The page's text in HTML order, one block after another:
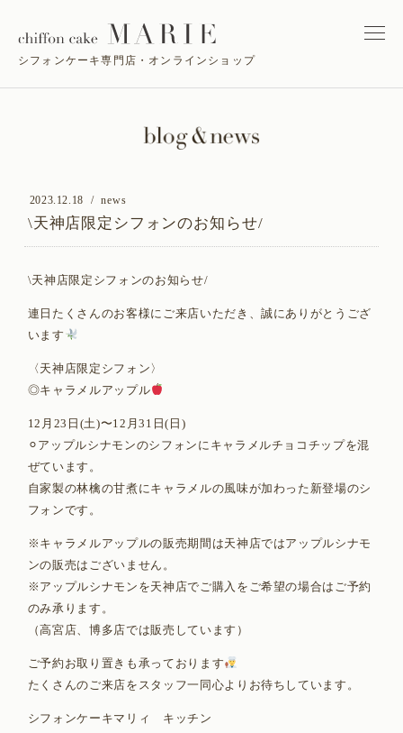
シフォンケーキ専門店・オンラインショップ
2023.12.18 news
\天神店限定シフォンのお知らせ/
\天神店限定シフォンのお知らせ/
連日たくさんのお客様にご来店いただき、誠にありがとうござ
います
〈天神店限定シフォン〉
◎キャラメルアップル
12月23日(土)〜12月31日(日)
⚪︎アップルシナモンのシフォンにキャラメルチョコチップを混
ぜています。
自家製の林檎の甘煮にキャラメルの風味が加わった新登場のシ
フォンです。
※キャラメルアップルの販売期間は天神店ではアップルシナモ
ンの販売はございません。
※アップルシナモンを天神店でご購入をご希望の場合はご予約
のみ承ります。
（高宮店、博多店では販売しています）
ご予約お取り置きも承っております
たくさんのご来店をスタッフ一同心よりお待ちしています。
シフォンケーキマリィ キッチン